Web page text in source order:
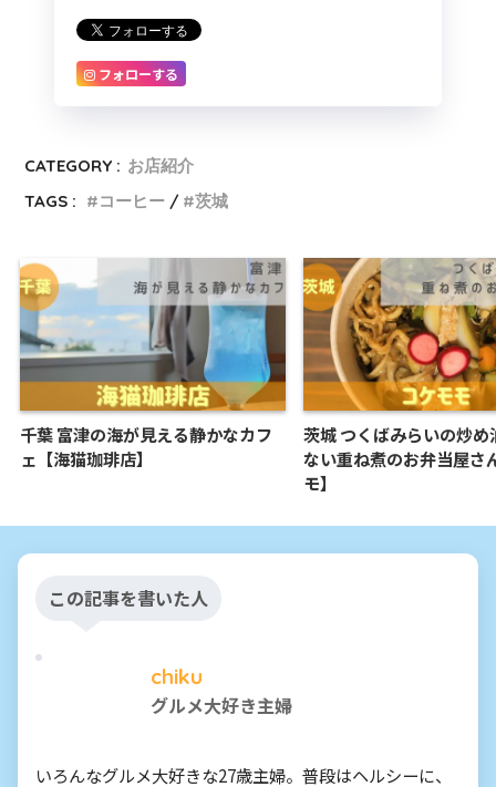
フォローする
CATEGORY : お店紹介
TAGS :
コーヒー 茨城
千葉 富津の海が見える静かなカフ
ェ【海猫珈琲店】
茨城 つくばみらいの炒め
ない重ね煮のお弁当屋さ
モ】
この記事を書いた人
chiku
グルメ大好き主婦
いろんなグルメ大好きな27歳主婦。普段はヘルシーに、